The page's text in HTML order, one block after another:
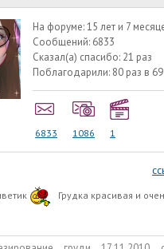
На форуме:15 лет и 7
Сообщений: 6833
Сказал(а) спасибо: 21 раз
Поблагодарили: 80 раз в
6833 1086 1
Грудка красивая и